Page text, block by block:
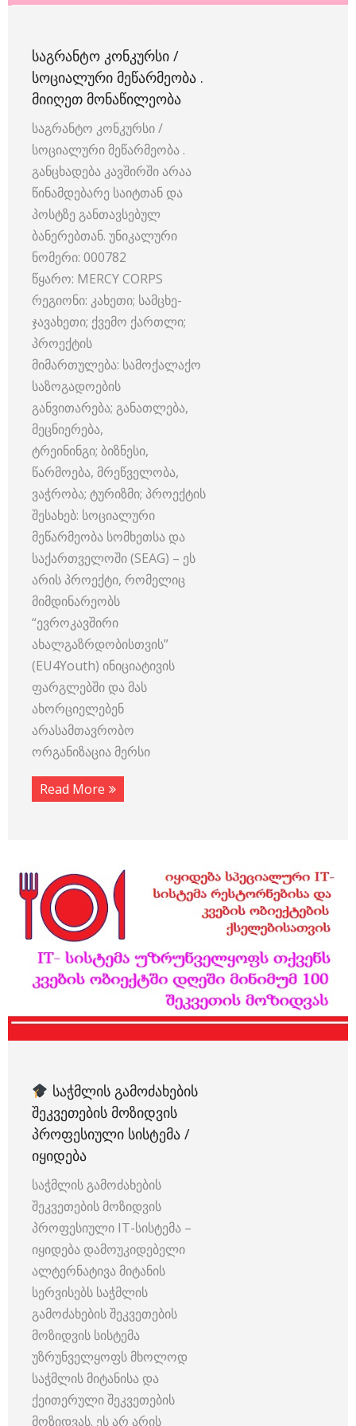
ᲡᲐᲒᲠᲐᲜᲢᲝ ᲙᲝᲜᲙᲣᲠᲡᲘ /
ᲡᲝᲪᲘᲐᲚᲣᲠᲘ ᲛᲔᲬᲐᲠᲛᲔᲝᲑᲐ .
ᲛᲘᲘᲦᲔᲗ ᲛᲝᲜᲐᲬᲘᲚᲔᲝᲑᲐ
საგრანტო კონკურსი /
სოციალური მეწარმეობა .
განცხადება კავშირში არაა
წინამდებარე საიტთან და
პოსტზე განთავსებულ
ბანერებთან. უნიკალური
ნომერი: 000782
წყარო: MERCY CORPS
რეგიონი: კახეთი; სამცხე-
ჯავახეთი; ქვემო ქართლი;
პროექტის
მიმართულება: სამოქალაქო
საზოგადოების
განვითარება; განათლება,
მეცნიერება,
ტრეინინგი; ბიზნესი,
წარმოება, მრეწველობა,
ვაჭრობა; ტურიზმი; პროექტის
შესახებ: სოციალური
მეწარმეობა სომხეთსა და
საქართველოში (SEAG) – ეს
არის პროექტი, რომელიც
მიმდინარეობს
“ევროკავშირი
ახალგაზრდობისთვის”
(EU4Youth) ინიციატივის
ფარგლებში და მას
ახორციელებენ
არასამთავრობო
ორგანიზაცია მერსი
Read More
ᲡᲐᲭᲛᲚᲘᲡ ᲒᲐᲛᲝᲫᲐᲮᲔᲑᲘᲡ
ᲨᲔᲙᲕᲔᲗᲔᲑᲘᲡ ᲛᲝᲖᲘᲓᲕᲘᲡ
ᲞᲠᲝᲤᲔᲡᲘᲣᲚᲘ ᲡᲘᲡᲢᲔᲛᲐ /
ᲘᲧᲘᲓᲔᲑᲐ
საჭმლის გამოძახების
შეკვეთების მოზიდვის
პროფესიული IT-სისტემა –
იყიდება დამოუკიდებელი
ალტერნატივა მიტანის
სერვისებს საჭმლის
გამოძახების შეკვეთების
მოზიდვის სისტემა
უზრუნველყოფს მხოლოდ
საჭმლის მიტანისა და
ქეითერული შეკვეთების
მოზიდვას. ეს არ არის